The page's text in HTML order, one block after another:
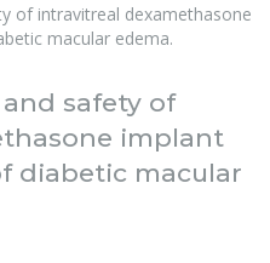
of intravitreal dexamethasone
macular edema.
safety of
implant
diabetic macular